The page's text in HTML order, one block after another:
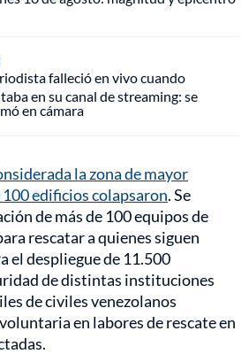
falleció en vivo cuando
en su canal de streaming: se
en cámara
la zona de mayor
edificios colapsaron. Se
de más de 100 equipos de
rescatar a quienes siguen
el despliegue de 11.500
de distintas instituciones
de civiles venezolanos
en labores de rescate en